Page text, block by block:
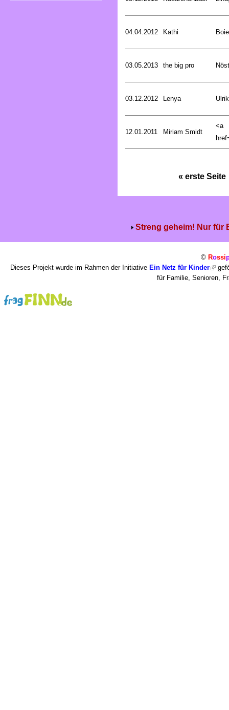
04.04.2012 Kathi
03.05.2013 the big pro
03.12.2012 Lenya
12.01.2011 Miriam Smidt
<a
« erste Seite
Streng geheim! Nur für
© Rossi
Dieses Projekt wurde im Rahmen der Initiative Ein Netz für Kinder
für Familie, Senioren,